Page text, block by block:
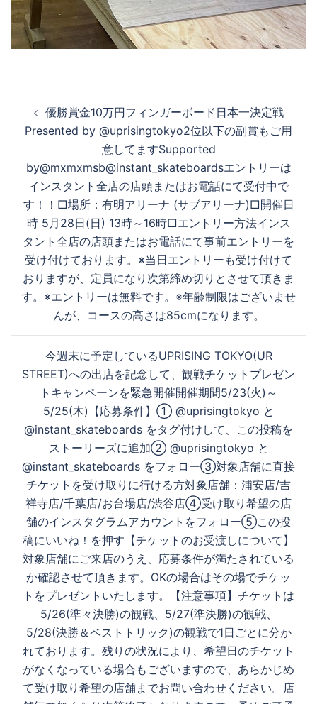
ナ
ビ
ー
ョ
ン
優勝賞金10万円フィンガーボード日本一決定戦
Presented by @uprisingtokyo2位以下の副賞もご用
意してますSupported
by@mxmxmsb@instant_skateboardsエントリーは
インスタント全店の店頭またはお電話にて受付中で
す！！□場所：有明アリーナ (サブアリーナ)□開催日
時 5月28日(日) 13時～16時□エントリー方法インス
タント全店の店頭またはお電話にて事前エントリーを
受け付けております。※当日エントリーも受け付けて
おりますが、定員になり次第締め切りとさせて頂きま
す。※エントリーは無料です。※年齢制限はございませ
んが、コースの高さは85cmになります。
今週末に予定しているUPRISING TOKYO(UR
STREET)への出店を記念して、観戦チケットプレゼン
トキャンペーンを緊急開催開催期間5/23(火)～
5/25(木)【応募条件】① @uprisingtokyo と
@instant_skateboards をタグ付けして、この投稿を
ストーリーズに追加② @uprisingtokyo と
@instant_skateboards をフォロー③対象店舗に直接
チケットを受け取りに行ける方対象店舗：浦安店/吉
祥寺店/千葉店/お台場店/渋谷店④受け取り希望の店
舗のインスタグラムアカウントをフォロー⑤この投
稿にいいね！を押す【チケットのお受渡しについて】
対象店舗にご来店のうえ、応募条件が満たされている
か確認させて頂きます。OKの場合はその場でチケッ
トをプレゼントいたします。【注意事項】チケットは
5/26(準々決勝)の観戦、5/27(準決勝)の観戦、
5/28(決勝＆ベストトリック)の観戦で1日ごとに分か
れております。残りの状況により、希望日のチケット
がなくなっている場合もございますので、あらかじめ
て受け取り希望の店舗までお問い合わせください。店